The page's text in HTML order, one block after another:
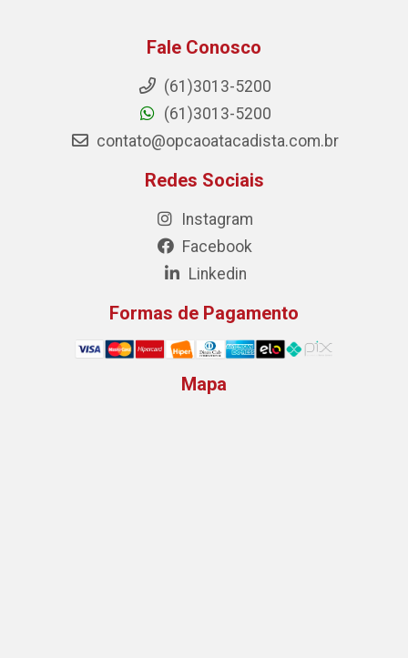
Fale Conosco
(61)3013-5200
(61)3013-5200
contato@opcaoatacadista.com.br
Redes Sociais
Instagram
Facebook
Linkedin
Formas de Pagamento
Mapa